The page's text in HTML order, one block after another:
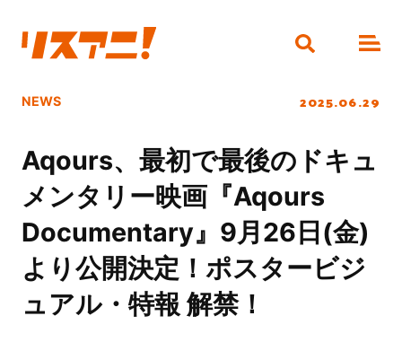
NEWS 2025.06.29
Aqours、最初で最後のドキュ
メンタリー映画『Aqours
Documentary』9月26日(金)
より公開決定！ポスタービジ
ュアル・特報 解禁！